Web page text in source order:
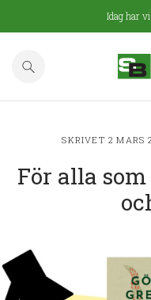
Idag har
SKRIVET 2 MARS
För alla